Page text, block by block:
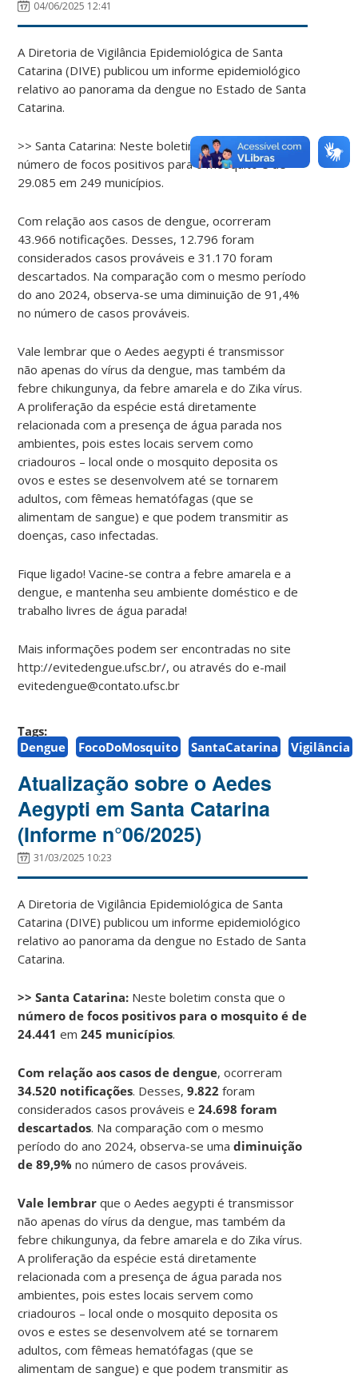
04/06/2025 12:41
A Diretoria de Vigilância Epidemiológica de Santa
Catarina (DIVE) publicou um informe epidemiológico
relativo ao panorama da dengue no Estado de Santa
Catarina.
>> Santa Catarina: Neste boletim consta que o
número de focos positivos para o mosquito é de
29.085 em 249 municípios.
Com relação aos casos de dengue, ocorreram
43.966 notificações. Desses, 12.796 foram
considerados casos prováveis e 31.170 foram
descartados. Na comparação com o mesmo período
do ano 2024, observa-se uma diminuição de 91,4%
no número de casos prováveis.
Vale lembrar que o Aedes aegypti é transmissor
não apenas do vírus da dengue, mas também da
febre chikungunya, da febre amarela e do Zika vírus.
A proliferação da espécie está diretamente
relacionada com a presença de água parada nos
ambientes, pois estes locais servem como
criadouros – local onde o mosquito deposita os
ovos e estes se desenvolvem até se tornarem
adultos, com fêmeas hematófagas (que se
alimentam de sangue) e que podem transmitir as
doenças, caso infectadas.
Fique ligado! Vacine-se contra a febre amarela e a
dengue, e mantenha seu ambiente doméstico e de
trabalho livres de água parada!
Mais informações podem ser encontradas no site
http://evitedengue.ufsc.br/, ou através do e-mail
evitedengue@contato.ufsc.br
Tags:
Dengue
FocoDoMosquito SantaCatarina Vigilância
Atualização sobre o Aedes
Aegypti em Santa Catarina
(Informe n°06/2025)
31/03/2025 10:23
A Diretoria de Vigilância Epidemiológica de Santa
Catarina (DIVE) publicou um informe epidemiológico
relativo ao panorama da dengue no Estado de Santa
Catarina.
>> Santa Catarina: Neste boletim consta que o
número de focos positivos para o mosquito é de
24.441 em 245 municípios.
Com relação aos casos de dengue, ocorreram
34.520 notificações. Desses, 9.822 foram
considerados casos prováveis e24.698 foram
descartados. Na comparação com o mesmo
período do ano 2024, observa-se umadiminuição
de 89,9%no número de casos prováveis.
Vale lembrar que o Aedes aegypti é transmissor
não apenas do vírus da dengue, mas também da
febre chikungunya, da febre amarela e do Zika vírus.
A proliferação da espécie está diretamente
relacionada com a presença de água parada nos
ambientes, pois estes locais servem como
criadouros – local onde o mosquito deposita os
ovos e estes se desenvolvem até se tornarem
adultos, com fêmeas hematófagas (que se
alimentam de sangue) e que podem transmitir as